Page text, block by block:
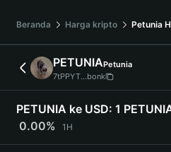
Français
Deutsch
简体中文
繁體中文
Português (Portugal)
Bahasa Indonesia
ภาษาไทย
हिन्दी
Beranda Harga kripto Petunia
PETUNIAPetunia
7tPPYT...bonk
PETUNIA ke USD: 1
0.00%
1H